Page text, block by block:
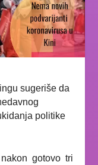
sugeriše da
politike
gotovo tri